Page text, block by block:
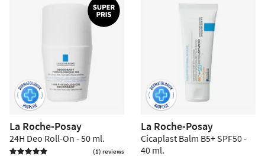
La Roche-Posay
24H Deo Roll-On - 50 ml.
 (1) reviews
La Roche-Posay
Cicaplast Balm B5+ SPF50 -
40 ml.